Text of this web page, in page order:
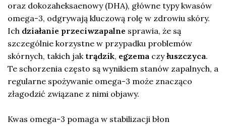
oraz dokozaheksaenowy (DHA), główne typy kwasów
omega-3, odgrywają kluczową rolę w zdrowiu skóry.
Ich działanie przeciwzapalne sprawia, że są
szczególnie korzystne w przypadku problemów
skórnych, takich jak trądzik, egzema czyłuszczyca.
Te schorzenia często są wynikiem stanów zapalnych, a
regularne spożywanie omega-3 może znacząco
złagodzić związane z nimi objawy.
Kwas omega-3 pomaga w stabilizacji błon